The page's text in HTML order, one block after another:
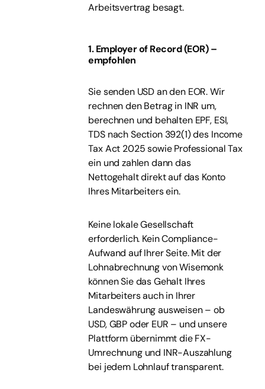
Arbeitsvertrag besagt.
1. Employer of Record (EOR) –
empfohlen
Sie senden USD an den EOR. Wir
rechnen den Betrag in INR um,
berechnen und behalten EPF, ESI,
TDS nach Section 392(1) des Income
Tax Act 2025 sowie Professional Tax
ein und zahlen dann das
Nettogehalt direkt auf das Konto
Ihres Mitarbeiters ein.
Keine lokale Gesellschaft
erforderlich. Kein Compliance-
Aufwand auf Ihrer Seite. Mit der
Lohnabrechnung von Wisemonk
können Sie das Gehalt Ihres
Mitarbeiters auch in Ihrer
Landeswährung ausweisen – ob
USD, GBP oder EUR – und unsere
Plattform übernimmt die FX-
Umrechnung und INR-Auszahlung
bei jedem Lohnlauf transparent.